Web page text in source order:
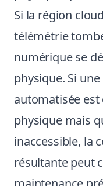
Si la région
télémétrie
numérique se
physique. Si
automatisée
physique mais
inaccessible, la
résultante peut